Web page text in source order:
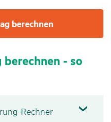
berechnen
- so
Rechner